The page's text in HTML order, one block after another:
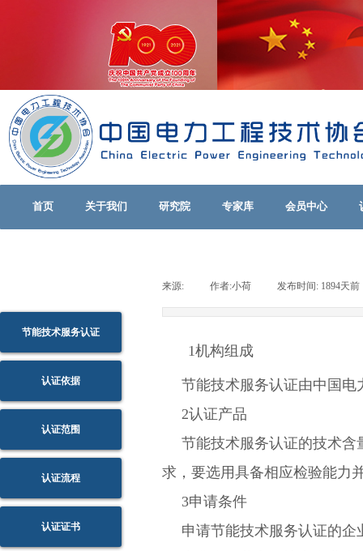
首页 关于我们 研究院 专家库 会员中心
来源: 作者:小荷 发布时间: 1894天前
1机构组成
节能技术服务认证由中国电
2认证产品
节能技术服务认证的技术
求，要选用具备相应检验能力
3申请条件
申请节能技术服务认证的
节能技术服务认证
认证依据
认证范围
认证流程
认证证书